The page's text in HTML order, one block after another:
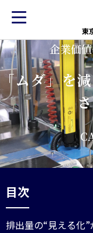
東
企業価
「ムダ」を
目次
排出量の“見える化